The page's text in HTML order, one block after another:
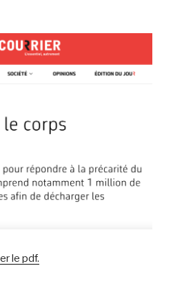
le pdf.